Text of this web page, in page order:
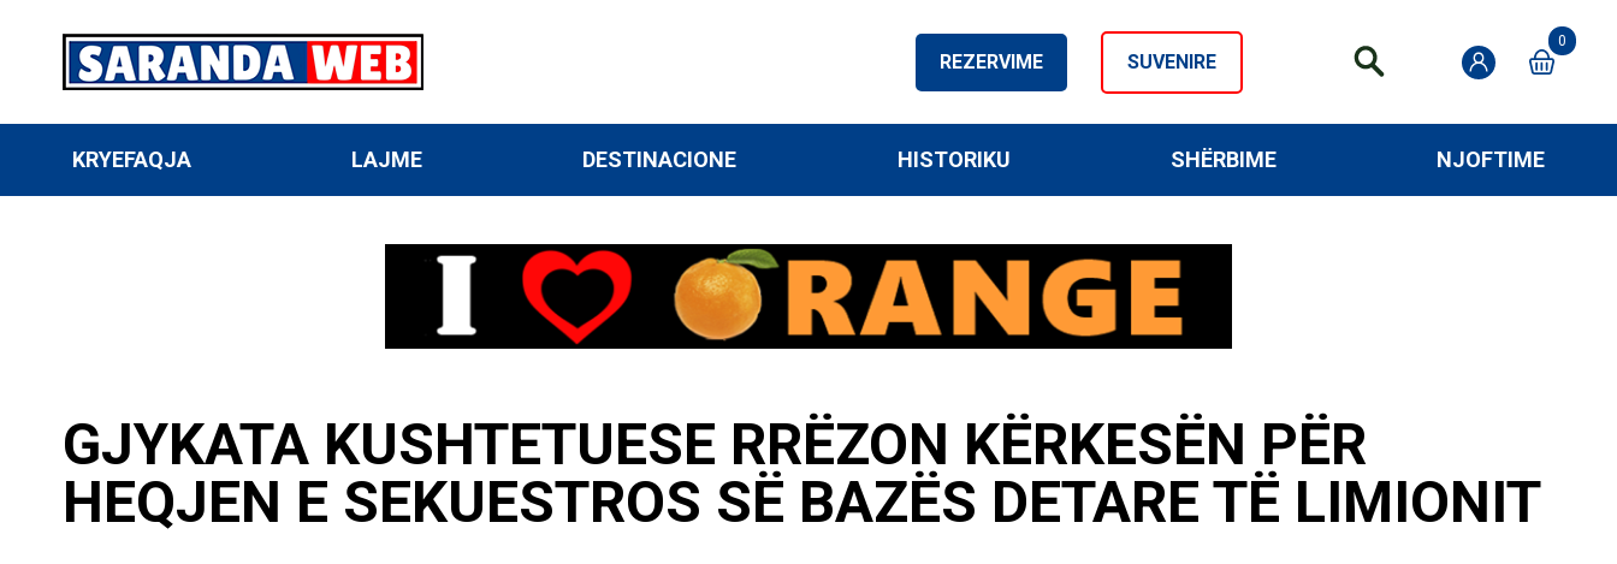
REZERVIME SUVENIRE
0
KRYEFAQJA LAJME DESTINACIONE HISTORIKU SHËRBIME NJOFTIME
GJYKATA KUSHTETUESE RRËZON KËRKESËN PËR
HEQJEN E SEKUESTROS SË BAZËS DETARE TË LIMIONIT